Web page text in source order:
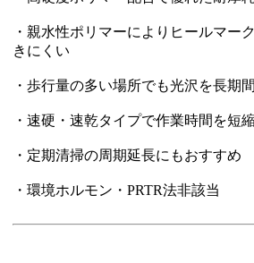
・親水性ポリマーによりヒールマー
きにくい
・歩行量の多い場所でも光沢を長期
・速硬・速乾タイプで作業時間を短
・定期清掃の周期延長にもおすすめ
・環境ホルモン・PRTR法非該当